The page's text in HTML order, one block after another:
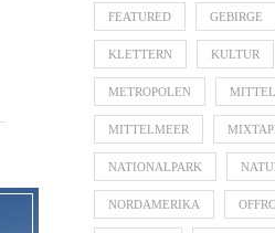
FEATURED GEBIRGE
KLETTERN KULTUR
METROPOLEN
MITTELMEER
NATIONALPARK
NORDAMERIKA